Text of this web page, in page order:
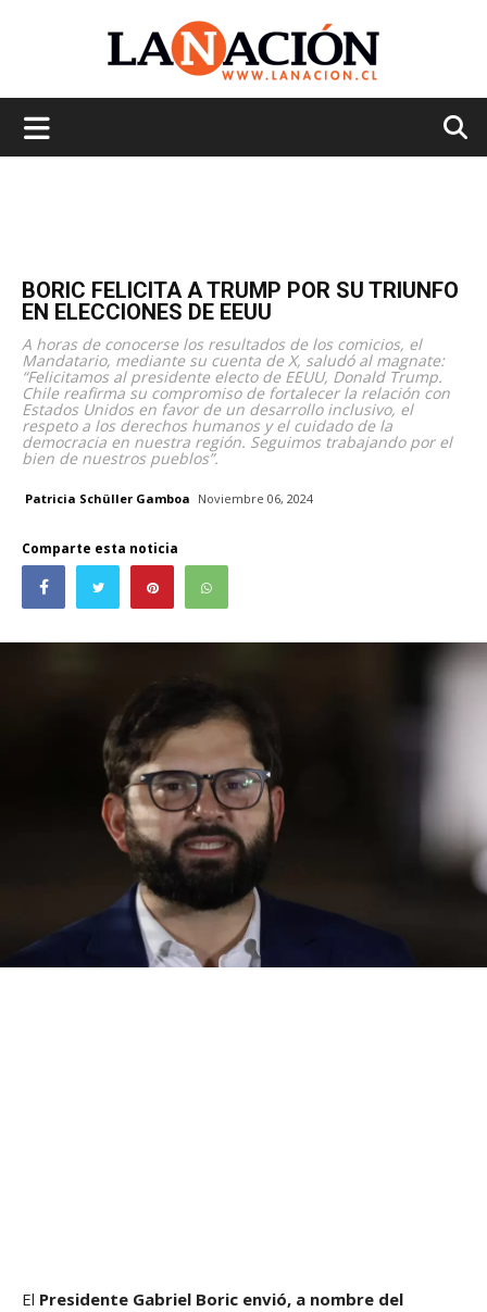
BORIC FELICITA A TRUMP POR SU TRIUNFO
EN ELECCIONES DE EEUU
A horas de conocerse los resultados de los comicios, el
Mandatario, mediante su cuenta de X, saludó al magnate:
“Felicitamos al presidente electo de EEUU, Donald Trump.
Chile reafirma su compromiso de fortalecer la relación con
Estados Unidos en favor de un desarrollo inclusivo, el
respeto a los derechos humanos y el cuidado de la
democracia en nuestra región. Seguimos trabajando por el
bien de nuestros pueblos”.
Patricia Schüller Gamboa Noviembre 06, 2024
Comparte esta noticia
El Presidente Gabriel Boric envió, a nombre del